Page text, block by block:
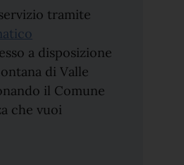
tramite
a disposizione
di Valle
il Comune
che vuoi